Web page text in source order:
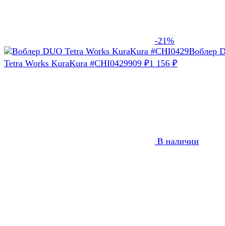
-21%
Воблер
Tetra Works KuraKura #CHI0429909 ₽1 156 ₽
В наличии